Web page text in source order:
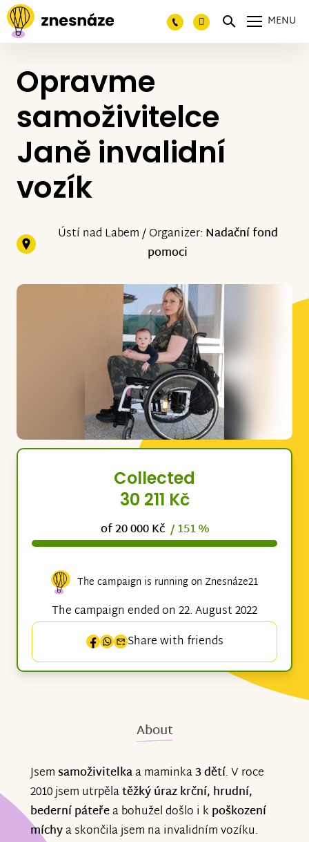
MENU
Opravme
samoživitelce
Janě invalidní
vozík
Ústí nad Labem / Organizer: Nadační fond
pomoci
Collected
30 211 Kč
of 20 000 Kč / 151 %
The campaign is running on Znesnáze21
The campaign ended on 22. August 2022
Share with friends
About
Jsemsamoživitelkaa maminka3 dětí. V roce
2010 jsem utrpělatěžký úraz krční, hrudní,
bederní páteřea bohužel došlo i k poškození
míchya skončila jsem na invalidním vozíku.